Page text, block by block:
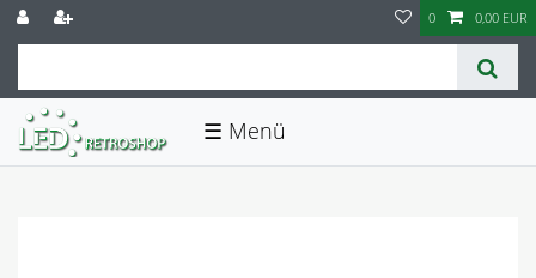
0 0,00 EUR
☰